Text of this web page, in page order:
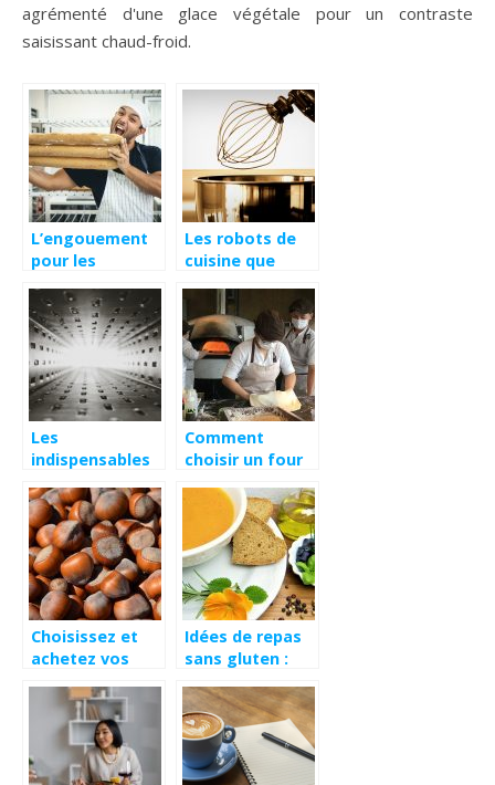
agrémenté d'une glace végétale pour un contraste
saisissant chaud-froid.
L’engouement
pour les
panifiaction
Les robots de
cuisine que
absolument
acheter
Les
indispensables
pour les
paresseux
Comment
choisir un four
professionnels
du CHR ?
Choisissez et
achetez vos
Idées de repas
sans gluten :
déjeuner, dîner